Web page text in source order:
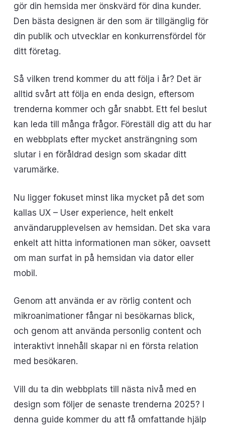
gör din hemsida mer önskvärd för dina kunder.
Den bästa designen är den som är tillgänglig för
din publik och utvecklar en konkurrensfördel för
ditt företag.
Så vilken trend kommer du att följa i år? Det är
alltid svårt att följa en enda design, eftersom
trenderna kommer och går snabbt. Ett fel beslut
kan leda till många frågor. Föreställ dig att du har
en webbplats efter mycket ansträngning som
slutar i en föråldrad design som skadar ditt
varumärke.
Nu ligger fokuset minst lika mycket på det som
kallas UX – User experience, helt enkelt
användarupplevelsen av hemsidan. Det ska vara
enkelt att hitta informationen man söker, oavsett
om man surfat in på hemsidan via dator eller
mobil.
Genom att använda er av rörlig content och
mikroanimationer fångar ni besökarnas blick,
och genom att använda personlig content och
interaktivt innehåll skapar ni en första relation
med besökaren.
Vill du ta din webbplats till nästa nivå med en
design som följer de senaste trenderna 2025? I
denna guide kommer du att få omfattande hjälp